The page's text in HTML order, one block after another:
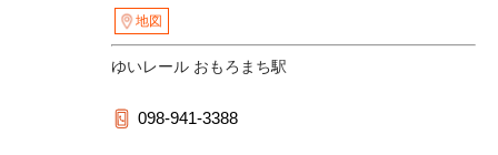
地図
ゆいレール おもろまち駅
098-941-3388